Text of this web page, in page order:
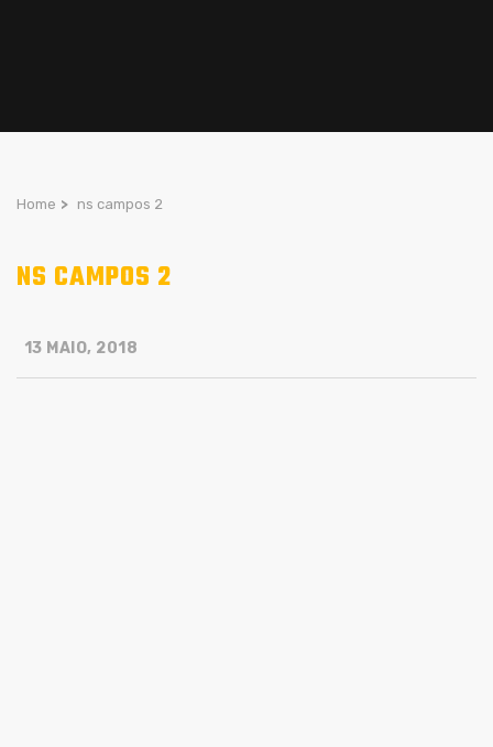
Home > ns campos 2
NS CAMPOS 2
13 MAIO, 2018